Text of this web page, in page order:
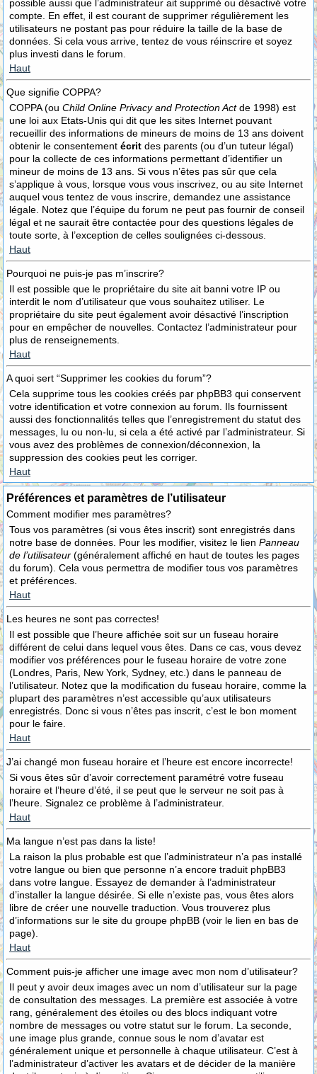
possible aussi que l’administrateur ait supprimé ou désactivé votre
compte. En effet, il est courant de supprimer régulièrement les
utilisateurs ne postant pas pour réduire la taille de la base de
données. Si cela vous arrive, tentez de vous réinscrire et soyez
plus investi dans le forum.
Haut
Que signifie COPPA?
COPPA (ou Child Online Privacy and Protection Actde 1998) est
une loi aux Etats-Unis qui dit que les sites Internet pouvant
recueillir des informations de mineurs de moins de 13 ans doivent
obtenir le consentement écrit des parents (ou d’un tuteur légal)
pour la collecte de ces informations permettant d’identifier un
mineur de moins de 13 ans. Si vous n’êtes pas sûr que cela
s’applique à vous, lorsque vous vous inscrivez, ou au site Internet
auquel vous tentez de vous inscrire, demandez une assistance
légale. Notez que l’équipe du forum ne peut pas fournir de conseil
légal et ne saurait être contactée pour des questions légales de
toute sorte, à l’exception de celles soulignées ci-dessous.
Haut
Pourquoi ne puis-je pas m’inscrire?
Il est possible que le propriétaire du site ait banni votre IP ou
interdit le nom d’utilisateur que vous souhaitez utiliser. Le
propriétaire du site peut également avoir désactivé l’inscription
pour en empêcher de nouvelles. Contactez l’administrateur pour
plus de renseignements.
Haut
A quoi sert “Supprimer les cookies du forum”?
Cela supprime tous les cookies créés par phpBB3 qui conservent
votre identification et votre connexion au forum. Ils fournissent
aussi des fonctionnalités telles que l’enregistrement du statut des
messages, lu ou non-lu, si cela a été activé par l’administrateur. Si
vous avez des problèmes de connexion/déconnexion, la
suppression des cookies peut les corriger.
Haut
Préférences et paramètres de l’utilisateur
Comment modifier mes paramètres?
Tous vos paramètres (si vous êtes inscrit) sont enregistrés dans
notre base de données. Pour les modifier, visitez le lien Panneau
de l’utilisateur (généralement affiché en haut de toutes les pages
du forum). Cela vous permettra de modifier tous vos paramètres
et préférences.
Haut
Les heures ne sont pas correctes!
Il est possible que l’heure affichée soit sur un fuseau horaire
différent de celui dans lequel vous êtes. Dans ce cas, vous devez
modifier vos préférences pour le fuseau horaire de votre zone
(Londres, Paris, New York, Sydney, etc.) dans le panneau de
l’utilisateur. Notez que la modification du fuseau horaire, comme la
plupart des paramètres n’est accessible qu’aux utilisateurs
enregistrés. Donc si vous n’êtes pas inscrit, c’est le bon moment
pour le faire.
Haut
J’ai changé mon fuseau horaire et l’heure est encore incorrecte!
Si vous êtes sûr d’avoir correctement paramétré votre fuseau
horaire et l’heure d’été, il se peut que le serveur ne soit pas à
l’heure. Signalez ce problème à l’administrateur.
Haut
Ma langue n’est pas dans la liste!
La raison la plus probable est que l’administrateur n’a pas installé
votre langue ou bien que personne n’a encore traduit phpBB3
dans votre langue. Essayez de demander à l’administrateur
d’installer la langue désirée. Si elle n’existe pas, vous êtes alors
libre de créer une nouvelle traduction. Vous trouverez plus
d’informations sur le site du groupe phpBB (voir le lien en bas de
page).
Haut
Comment puis-je afficher une image avec mon nom d’utilisateur?
Il peut y avoir deux images avec un nom d’utilisateur sur la page
de consultation des messages. La première est associée à votre
rang, généralement des étoiles ou des blocs indiquant votre
nombre de messages ou votre statut sur le forum. La seconde,
une image plus grande, connue sous le nom d’avatar est
généralement unique et personnelle à chaque utilisateur. C’est à
l’administrateur d’activer les avatars et de décider de la manière